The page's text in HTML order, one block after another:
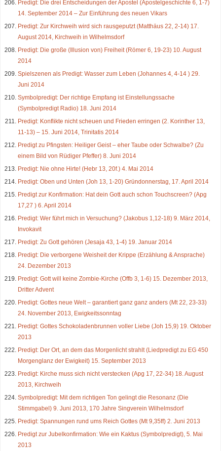
Predigt: Die drei Entscheidungen der Apostel (Apostelgeschichte 6, 1-7)
14. September 2014 – Zur Einführung des neuen Vikars
Predigt: Zur Kirchweih wird sich rausgeputzt (Matthäus 22, 2-14) 17.
August 2014, Kirchweih in Wilhelmsdorf
Predigt: Die große (Illusion von) Freiheit (Römer 6, 19-23) 10. August
2014
Spielszenen als Predigt: Wasser zum Leben (Johannes 4, 4-14 ) 29.
Juni 2014
Symbolpredigt: Der richtige Empfang ist Einstellungssache
(Symbolpredigt Radio) 18. Juni 2014
Predigt: Konflikte nicht scheuen und Frieden erringen (2. Korinther 13,
11-13) – 15. Juni 2014, Trinitatis 2014
Predigt zu Pfingsten: Heiliger Geist – eher Taube oder Schwalbe? (Zu
einem Bild von Rüdiger Pfeffer) 8. Juni 2014
Predigt: Nie ohne Hirte! (Hebr 13, 20f.) 4. Mai 2014
Predigt: Oben und Unten (Joh 13, 1-20) Gründonnerstag, 17. April 2014
Predigt zur Konfirmation: Hat dein Gott auch schon Touchscreen? (Apg
17,27 ) 6. April 2014
Predigt: Wer führt mich in Versuchung? (Jakobus 1,12-18) 9. März 2014,
Invokavit
Predigt: Zu Gott gehören (Jesaja 43, 1-4) 19. Januar 2014
Predigt: Die verborgene Weisheit der Krippe (Erzählung & Ansprache)
24. Dezember 2013
Predigt: Gott will keine Zombie-Kirche (Offb 3, 1-6) 15. Dezember 2013,
Dritter Advent
Predigt: Gottes neue Welt – garantiert ganz ganz anders (Mt 22, 23-33)
24. November 2013, Ewigkeitssonntag
Predigt: Gottes Schokoladenbrunnen voller Liebe (Joh 15,9) 19. Oktober
2013
Predigt: Der Ort, an dem das Morgenlicht strahlt (Liedpredigt zu EG 450
Morgenglanz der Ewigkeit) 15. September 2013
Predigt: Kirche muss sich nicht verstecken (Apg 17, 22-34) 18. August
2013, Kirchweih
Symbolpredigt: Mit dem richtigen Ton gelingt die Resonanz (Die
Stimmgabel) 9. Juni 2013, 170 Jahre Singverein Wilhelmsdorf
Predigt: Spannungen rund ums Reich Gottes (Mt 9,35ff) 2. Juni 2013
Predigt zur Jubelkonfirmation: Wie ein Kaktus (Symbolpredigt), 5. Mai
2013